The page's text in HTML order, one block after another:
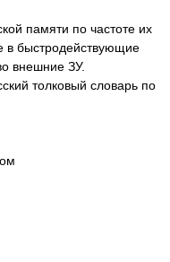
памяти по частоте их
в быстродействующие
внешние ЗУ.
толковый словарь по